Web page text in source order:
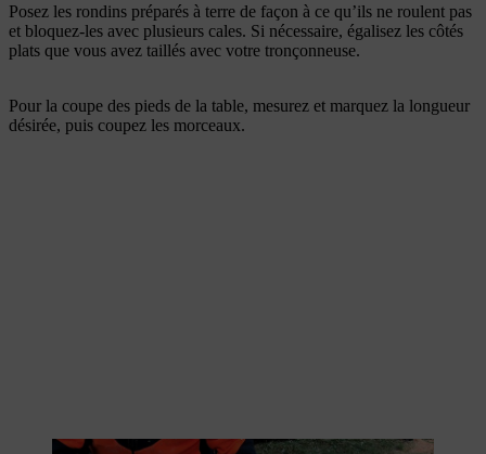
Posez les rondins préparés à terre de façon à ce qu’ils ne roulent pas
et bloquez-les avec plusieurs cales. Si nécessaire, égalisez les côtés
plats que vous avez taillés avec votre tronçonneuse.
Pour la coupe des pieds de la table, mesurez et marquez la longueur
désirée, puis coupez les morceaux.